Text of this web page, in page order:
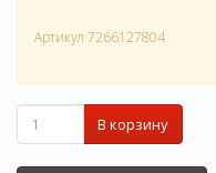
Артикул 7266127804
В корзину